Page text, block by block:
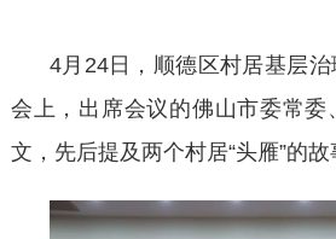
4月24日，顺德区村居基层
会上，出席会议的佛山市委常委
文，先后提及两个村居“头雁”的故